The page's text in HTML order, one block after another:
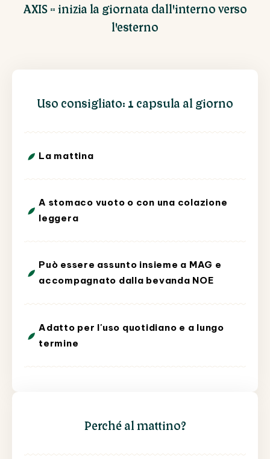
AXIS = inizia la giornata dall'interno verso
l'esterno
Uso consigliato: 1 capsula al giorno
La mattina
A stomaco vuoto o con una colazione
leggera
Può essere assunto insieme a MAG e
accompagnato dalla bevanda NOE
Adatto per l'uso quotidiano e a lungo
termine
Perché al mattino?